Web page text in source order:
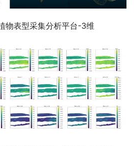
物表型采集分析平台-3维